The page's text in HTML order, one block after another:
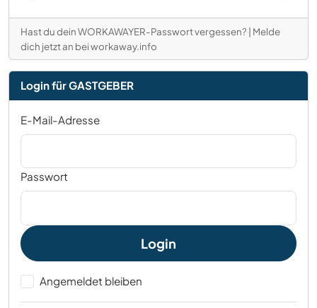
Hast du dein WORKAWAYER-Passwort vergessen? | Melde
dich jetzt an bei workaway.info
Login für GASTGEBER
E-Mail-Adresse
Passwort
Login
Angemeldet bleiben